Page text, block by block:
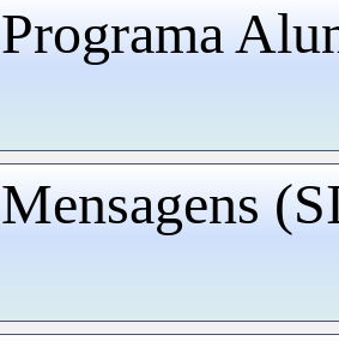
Programa
Mensagens